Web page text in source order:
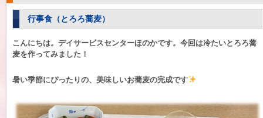
行事食（とろろ蕎麦）
こんにちは。デイサービスセンターほのかです。今回は冷たいとろろ蕎
麦を作ってみました！
暑い季節にぴったりの、美味しいお蕎麦の完成です